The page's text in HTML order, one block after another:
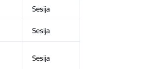
Sesija
Sesija
Sesija